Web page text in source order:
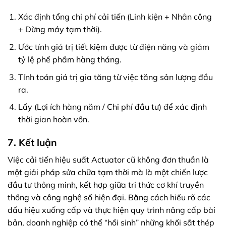
Xác định tổng chi phí cải tiến (Linh kiện + Nhân công
+ Dừng máy tạm thời).
Ước tính giá trị tiết kiệm được từ điện năng và giảm
tỷ lệ phế phẩm hàng tháng.
Tính toán giá trị gia tăng từ việc tăng sản lượng đầu
ra.
Lấy (Lợi ích hàng năm / Chi phí đầu tư) để xác định
thời gian hoàn vốn.
7. Kết luận
Việc cải tiến hiệu suất Actuator cũ không đơn thuần là
một giải pháp sửa chữa tạm thời mà là một chiến lược
đầu tư thông minh, kết hợp giữa tri thức cơ khí truyền
thống và công nghệ số hiện đại. Bằng cách hiểu rõ các
dấu hiệu xuống cấp và thực hiện quy trình nâng cấp bài
bản, doanh nghiệp có thể “hồi sinh” những khối sắt thép